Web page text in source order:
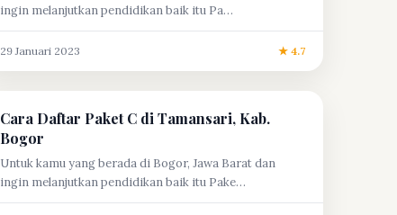
ingin melanjutkan pendidikan baik itu Pa…
29 Januari 2023 ★ 4.7
Cara Daftar Paket C di Tamansari, Kab.
Bogor
Untuk kamu yang berada di Bogor, Jawa Barat dan
ingin melanjutkan pendidikan baik itu Pake…